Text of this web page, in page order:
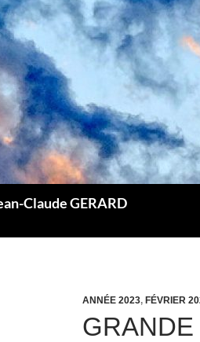
Claude GERARD
ANNÉE 2023, FÉVRIER